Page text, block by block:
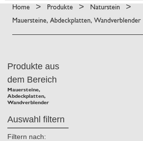
Home > Produkte > Naturstein >
Mauersteine, Abdeckplatten, Wandverblender
Produkte aus
dem Bereich
Mauersteine,
Abdeckplatten,
Wandverblender
Auswahl filtern
Filtern nach: